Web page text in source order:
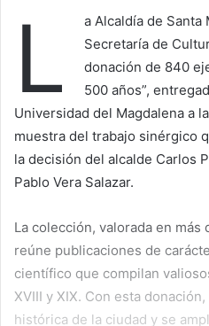
L
a Alcaldía de Santa
Secretaría de
donación de 840
500 años”,
Universidad del Magdalena a
muestra del trabajo sinérgico
la decisión del alcalde Carlos
Pablo Vera Salazar.
La colección, valorada en más
reúne publicaciones de
científico que compilan
XVIII y XIX. Con esta
histórica de la ciudad y se